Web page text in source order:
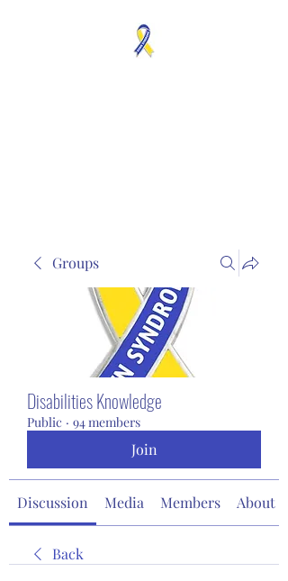
Groups
Disabilities Knowledge
Public · 94 members
Join
Discussion Media Members About
Back